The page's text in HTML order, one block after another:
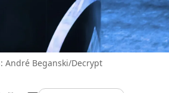
André Beganski/Decrypt